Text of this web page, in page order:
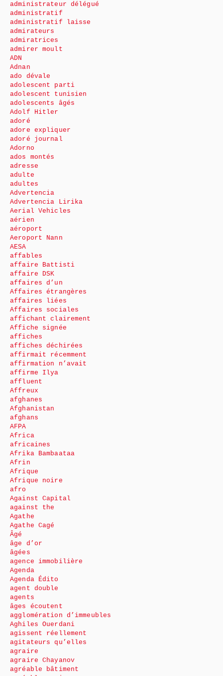
administrateur délégué
administratif
administratif laisse
admirateurs
admiratrices
admirer moult
ADN
Adnan
ado dévale
adolescent parti
adolescent tunisien
adolescents âgés
Adolf Hitler
adoré
adore expliquer
adoré journal
Adorno
ados montés
adresse
adulte
adultes
Advertencia
Advertencia Lirika
Aerial Vehicles
aérien
aéroport
Aeroport Nann
AESA
affables
affaire Battisti
affaire DSK
affaires d’un
Affaires étrangères
affaires liées
Affaires sociales
affichant clairement
Affiche signée
affiches
affiches déchirées
affirmait récemment
affirmation n’avait
affirme Ilya
affluent
Affreux
afghanes
Afghanistan
afghans
AFPA
Africa
africaines
Afrika Bambaataa
Afrin
Afrique
Afrique noire
afro
Against Capital
against the
Agathe
Agathe Cagé
Âgé
âge d’or
âgées
agence immobilière
Agenda
Agenda Édito
agent double
agents
âges écoutent
agglomération d’immeubles
Aghiles Ouerdani
agissent réellement
agitateurs qu’elles
agraire
agraire Chayanov
agréable bâtiment